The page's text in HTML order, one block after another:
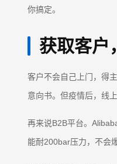
你搞定。
获取客户
客户不会自己上门，得
意向书。但疫情后，线
再来说B2B平台。
能耐200bar压力，不会